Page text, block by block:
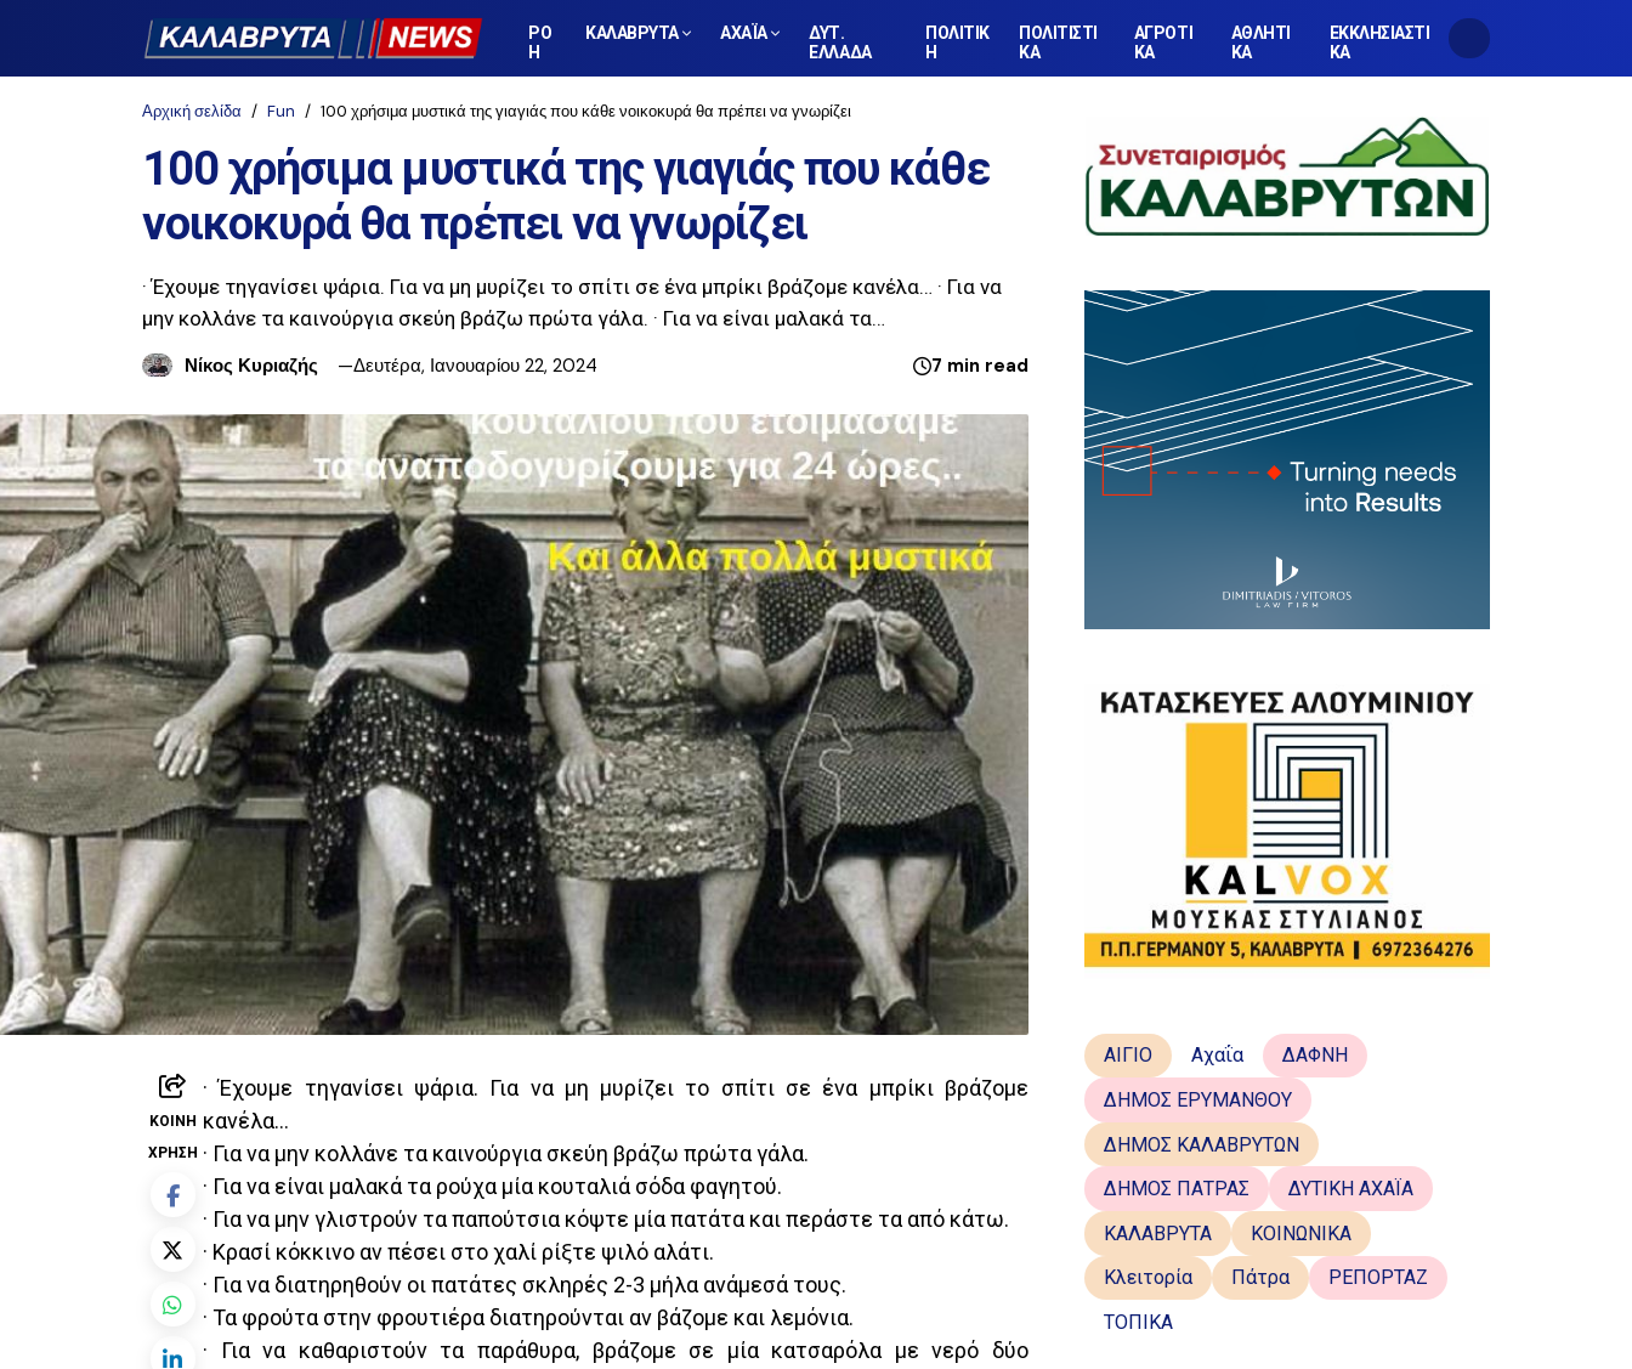
ΡΟ
Η
ΚΑΛΑΒΡΥΤΑ ΑΧΑΪΑ
ΔΥΤ.
ΕΛΛΑΔΑ
ΠΟΛΙΤΙΚ
Η
ΠΟΛΙΤΙΣΤΙ
ΚΑ
ΑΓΡΟΤΙ
ΚΑ
ΑΘΛΗΤΙ
ΚΑ
ΕΚΚΛΗΣΙΑΣΤΙ
ΚΑ
Αρχική σελίδα Fun 100 χρήσιμα μυστικά της γιαγιάς που κάθε νοικοκυρά θα πρέπει να γνωρίζει
100 χρήσιμα μυστικά της γιαγιάς που κάθε
νοικοκυρά θα πρέπει να γνωρίζει
· Έχουμε τηγανίσει ψάρια. Για να μη μυρίζει το σπίτι σε ένα μπρίκι βράζομε κανέλα… · Για να
μην κολλάνε τα καινούργια σκεύη βράζω πρώτα γάλα. · Για να είναι μαλακά τα…
Νίκος Κυριαζής
Δευτέρα, Ιανουαρίου 22, 2024 7 min read
ΚΟΙΝΉ
ΧΡΉΣΗ
· Έχουμε τηγανίσει ψάρια. Για να μη μυρίζει το σπίτι σε ένα μπρίκι βράζομε
κανέλα…
· Για να μην κολλάνε τα καινούργια σκεύη βράζω πρώτα γάλα.
· Για να είναι μαλακά τα ρούχα μία κουταλιά σόδα φαγητού.
· Για να μην γλιστρούν τα παπούτσια κόψτε μία πατάτα και περάστε τα από κάτω.
· Κρασί κόκκινο αν πέσει στο χαλί ρίξτε ψιλό αλάτι.
· Για να διατηρηθούν οι πατάτες σκληρές 2-3 μήλα ανάμεσά τους.
· Τα φρούτα στην φρουτιέρα διατηρούνται αν βάζομε και λεμόνια.
· Για να καθαριστούν τα παράθυρα, βράζομε σε μία κατσαρόλα με νερό δύο
ΑΙΓΙΟ Αχαΐα
ΔΑΦΝΗ
ΔΗΜΟΣ ΕΡΥΜΑΝΘΟΥ
ΔΗΜΟΣ ΚΑΛΑΒΡΥΤΩΝ
ΔΗΜΟΣ ΠΑΤΡΑΣ
ΔΥΤΙΚΗ ΑΧΑΪΑ
ΚΑΛΑΒΡΥΤΑ
ΚΟΙΝΩΝΙΚΑ
Κλειτορία
Πάτρα
ΡΕΠΟΡΤΑΖ
ΤΟΠΙΚΑ